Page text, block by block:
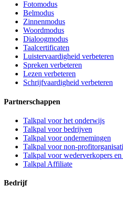
Fotomodus
Belmodus
Zinnenmodus
Woordmodus
Dialoogmodus
Taalcertificaten
Luistervaardigheid verbeteren
Spreken verbeteren
Lezen verbeteren
Schrijfvaardigheid verbeteren
Partnerschappen
Talkpal voor het onderwijs
Talkpal voor bedrijven
Talkpal voor ondernemingen
Talkpal voor non-
Talkpal voor wederverkopers en
Talkpal Affiliate
Bedrijf